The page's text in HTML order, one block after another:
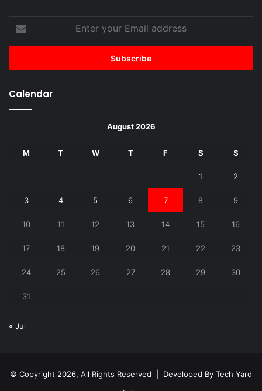
your
Email
Calendar
August 2026
M T W T F S S
1 2
3 4 5 6 7 8 9
10 11 12 13 14 15 16
17 18 19 20 21 22 23
24 25 26 27 28 29 30
31
« Jul
© Copyright 2026, All Rights Reserved | Developed By Tech Yard